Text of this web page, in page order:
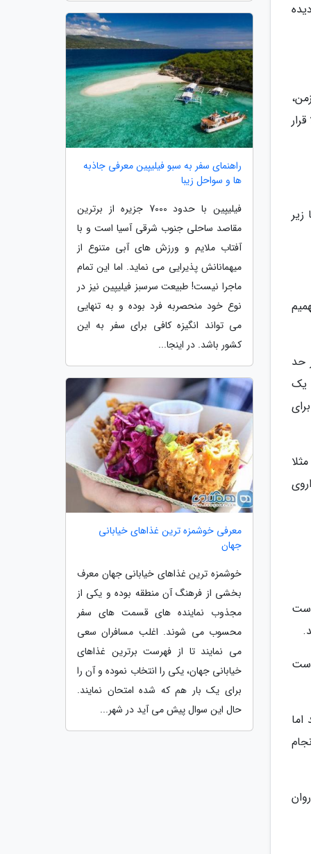
حد
یک
راهنمای سفر به سبو فیلیپین معرفی جاذبه
ها و سواحل زیبا
فیلیپین با حدود 7000 جزیره از برترین
مقاصد ساحلی جنوب شرقی آسیا است و با
آفتاب ملایم و ورزش های آبی متنوع از
میهمانانش پذیرایی می نماید. اما این تمام
ماجرا نیست! طبیعت سرسبز فیلیپین نیز در
نوع خود منحصربه فرد بوده و به تنهایی
می تواند انگیزه کافی برای سفر به این
کشور باشد. در اینجا...
معرفی خوشمزه ترین غذاهای خیابانی
جهان
خوشمزه ترین غذاهای خیابانی جهان معرف
بخشی از فرهنگ آن منطقه بوده و یکی از
مجذوب نماینده های قسمت های سفر
محسوب می شوند. اغلب مسافران سعی
می نمایند تا از فهرست برترین غذاهای
خیابانی جهان، یکی را انتخاب نموده و آن را
برای یک بار هم که شده امتحان نمایند.
حال این سوال پیش می آید در شهر...